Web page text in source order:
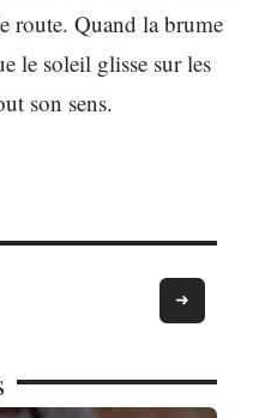
route. Quand la brume
le soleil glisse sur les
son sens.